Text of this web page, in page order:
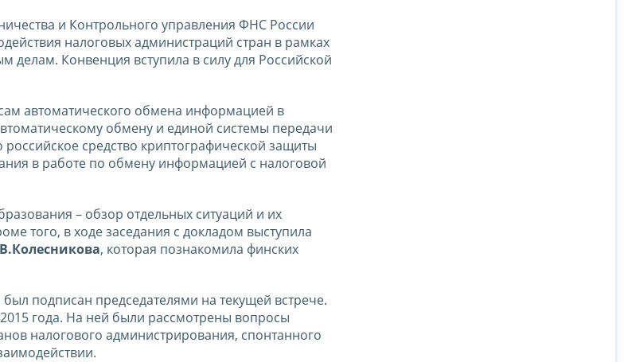
и Контрольного управления ФНС России
налоговых администраций стран в рамках
Конвенция вступила в силу для Российской
автоматического обмена информацией в
обмену и единой системы передачи
средство криптографической защиты
в работе по обмену информацией с налоговой
– обзор отдельных ситуаций и их
того, в ходе заседания с докладом выступила
, которая познакомила финских
подписан председателями на текущей встрече.
года. На ней были рассмотрены вопросы
налогового администрирования, спонтанного